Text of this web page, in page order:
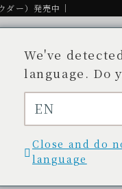
ダー）発売中｜
一覧 開発秘話
We've
language. Do
EN
Close and do
language